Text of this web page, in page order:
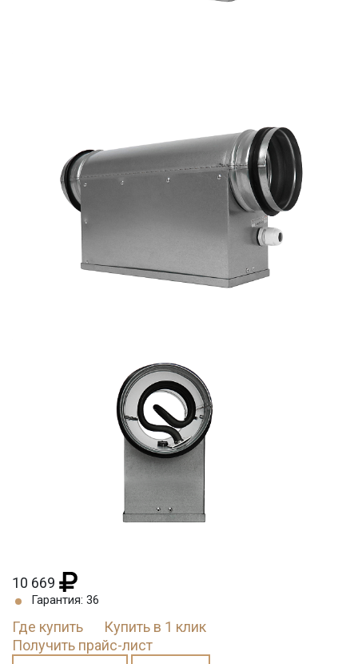
10 669
Гарантия: 36
Где купить
Купить в 1 клик
Получить прайс-лист